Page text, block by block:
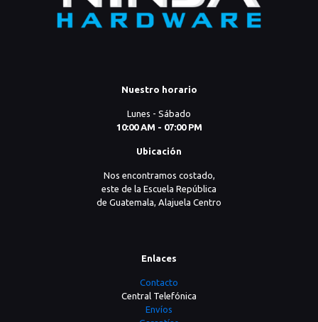
Nuestro horario
Lunes - Sábado
10:00 AM - 07:00 PM
Ubicación
Nos encontramos costado,
este de la Escuela República
de Guatemala, Alajuela Centro
Enlaces
Contacto
Central Telefónica
Envíos